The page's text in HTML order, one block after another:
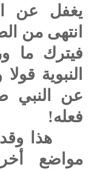
يغفل عن
انتهى من
فيترك ما
النبوية
عن النبي
فعله!
هذا وقد
مواضع